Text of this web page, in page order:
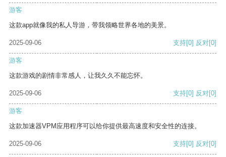
游客
这款app就像我的私人导游，带我领略世界各地的美景。
2025-09-06 支持[0] 反对[0]
游客
这款游戏的剧情非常感人，让我久久不能忘怀。
2025-09-06 支持[0] 反对[0]
游客
这款加速器VPM应用程序可以给你提供最高速度和安全性的连接。
2025-09-06 支持[0] 反对[0]